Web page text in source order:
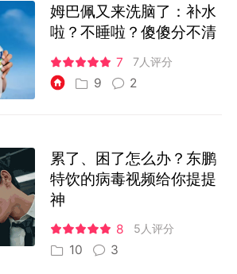
姆巴佩又来洗脑了：补水
啦？不睡啦？傻傻分不清
7 7人评分
9 2
累了、困了怎么办？东鹏
特饮的病毒视频给你提提
神
8 5人评分
10 3